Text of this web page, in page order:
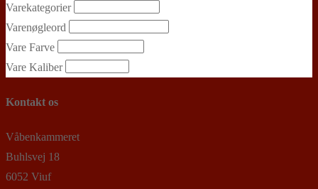
Varekategorier
Varenøgleord
Vare Farve
Vare Kaliber
Kontakt os
Våbenkammeret
Buhlsvej 18
6052 Viuf